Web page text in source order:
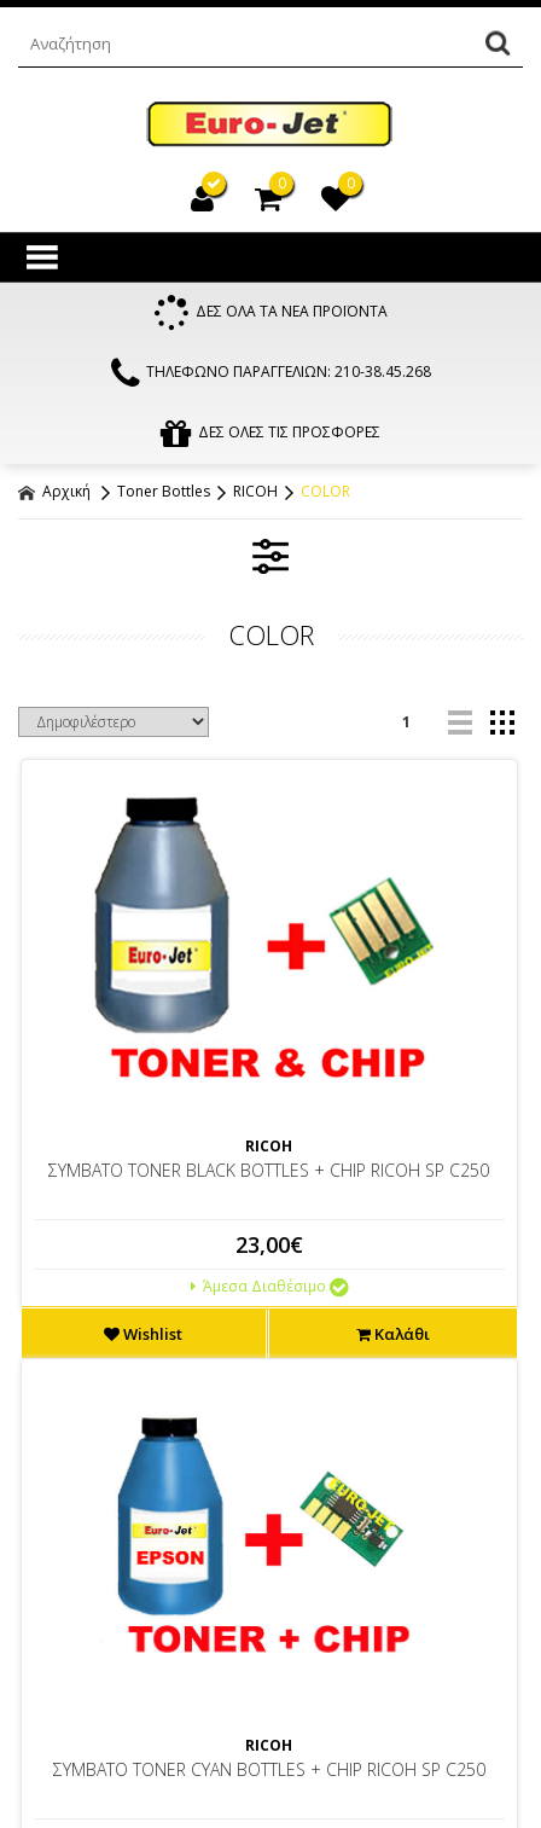
0 0
ΔΕΣ ΟΛΑ ΤΑ ΝΕΑ ΠΡΟΪΟΝΤΑ
ΤΗΛΕΦΩΝΟ ΠΑΡΑΓΓΕΛΙΩΝ: 210-38.45.268
ΔΕΣ ΟΛΕΣ ΤΙΣ ΠΡΟΣΦΟΡΕΣ
Αρχική Toner Bottles RICOH COLOR
COLOR
1
RICOH
ΣΥΜΒΑΤΟ TONER BLACK BOTTLES + CHIP RICOH SP C250
23,00€
Άμεσα Διαθέσιμο
Wishlist Καλάθι
RICOH
ΣΥΜΒΑΤΟ TONER CYAN BOTTLES + CHIP RICOH SP C250